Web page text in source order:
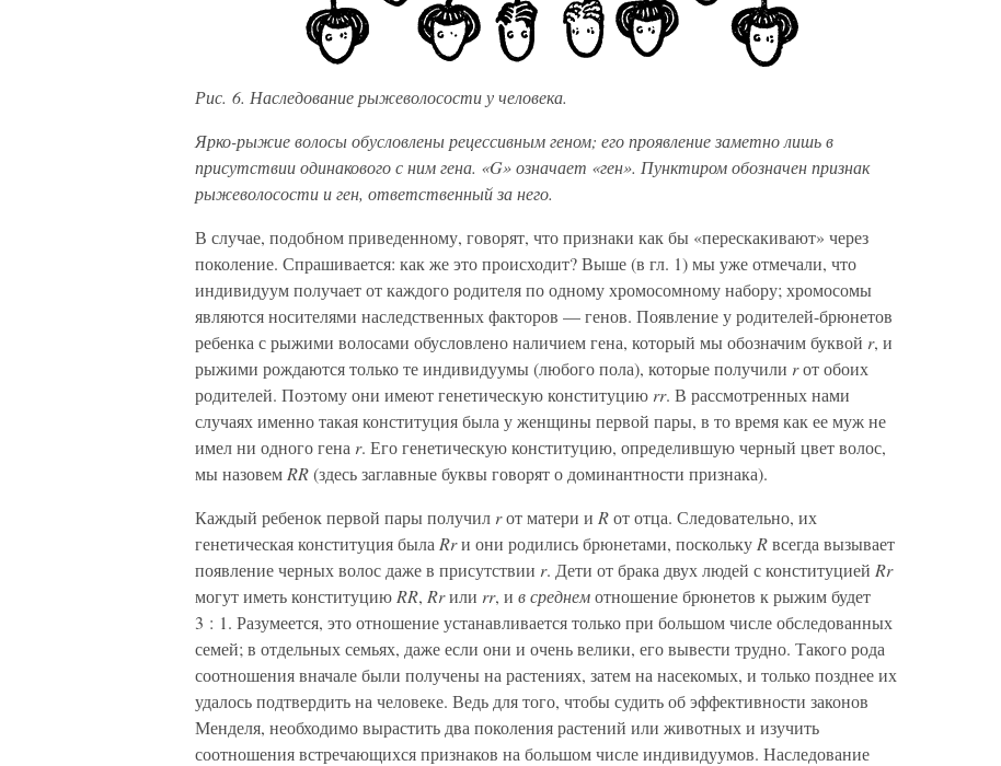
Рис. 6. Наследование рыжеволосости у человека.
Ярко-рыжие волосы обусловлены рецессивным геном; его проявление заметно лишь в
присутствии одинакового с ним гена. «G» означает «ген». Пунктиром обозначен признак
рыжеволосости и ген, ответственный за него.
В случае, подобном приведенному, говорят, что признаки как бы «перескакивают» через
поколение. Спрашивается: как же это происходит? Выше (в гл. 1) мы уже отмечали, что
индивидуум получает от каждого родителя по одному хромосомному набору; хромосомы
являются носителями наследственных факторов — генов. Появление у родителей-брюнетов
ребенка с рыжими волосами обусловлено наличием гена, который мы обозначим буквой r, и
рыжими рождаются только те индивидуумы (любого пола), которые получили rот обоих
родителей. Поэтому они имеют генетическую конституцию rr. В рассмотренных нами
случаях именно такая конституция была у женщины первой пары, в то время как ее муж не
имел ни одного гена r. Его генетическую конституцию, определившую черный цвет волос,
мы назовем RR(здесь заглавные буквы говорят о доминантности признака).
Каждый ребенок первой пары получил rот матери и Rот отца. Следовательно, их
генетическая конституция была Rrи они родились брюнетами, поскольку Rвсегда вызывает
появление черных волос даже в присутствии r. Дети от брака двух людей с конституцией Rr
могут иметь конституцию RR, Rrили rr, и в среднемотношение брюнетов к рыжим будет
3 : 1. Разумеется, это отношение устанавливается только при большом числе обследованных
семей; в отдельных семьях, даже если они и очень велики, его вывести трудно. Такого рода
соотношения вначале были получены на растениях, затем на насекомых, и только позднее их
удалось подтвердить на человеке. Ведь для того, чтобы судить об эффективности законов
Менделя, необходимо вырастить два поколения растений или животных и изучить
соотношения встречающихся признаков на большом числе индивидуумов. Наследование